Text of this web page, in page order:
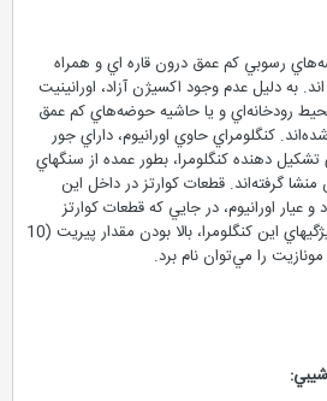
رسوبي کم عمق درون قاره اي و همراه
به دليل عدم وجود اکسيژن آزاد، اورانينيت
رودخانه‌اي و يا حاشيه حوضه‌هاي کم عمق
کنگلومراي حاوي اورانيوم، داراي جور
دهنده کنگلومرا، بطور عمده از سنگهاي
گرفته‌اند. قطعات کوارتز در داخل اين
اورانيوم، در جايي که قطعات کوارتز
فراوان هستند، بالاست. از ويژگيهاي اين کنگلومرا، بالا بودن مقدار پيريت (10